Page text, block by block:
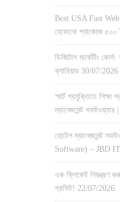
Best USA Fast
যেকোনো প্যাকেজে ৫০০
ডিজিটাল মার্কেটিং
ক্যারিয়ার 30/07/2026
স্মার্ট প্রযুক্তিতে শিক্ষা
ম্যানেজমেন্ট
হোটেল ম্যানেজমেন্ট
Software) – JBD IT
এক ক্লিকেই নিয়ন্ত্রণ
প্রফিট! 22/07/2026